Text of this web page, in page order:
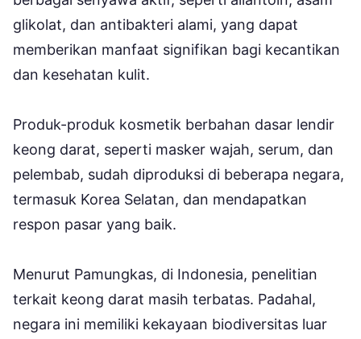
glikolat, dan antibakteri alami, yang dapat
memberikan manfaat signifikan bagi kecantikan
dan kesehatan kulit.
Produk-produk kosmetik berbahan dasar lendir
keong darat, seperti masker wajah, serum, dan
pelembab, sudah diproduksi di beberapa negara,
termasuk Korea Selatan, dan mendapatkan
respon pasar yang baik.
Menurut Pamungkas, di Indonesia, penelitian
terkait keong darat masih terbatas. Padahal,
negara ini memiliki kekayaan biodiversitas luar